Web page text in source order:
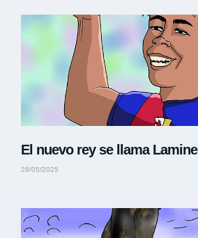
El nuevo rey se llama Lamine
29/05/2025